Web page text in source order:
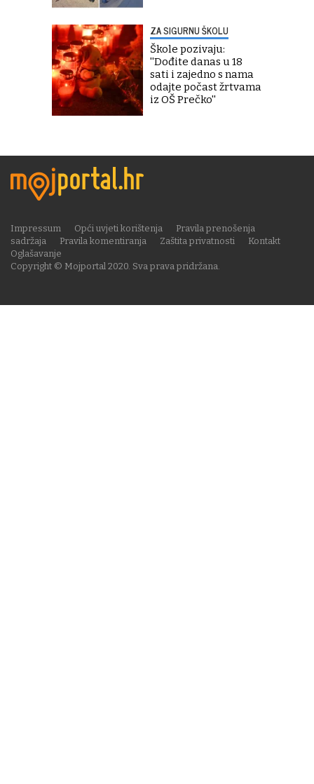
ZA SIGURNU ŠKOLU
Škole pozivaju:
''Dođite danas u 18
sati i zajedno s nama
odajte počast žrtvama
iz OŠ Prečko''
Copyright © Mojportal 2020. Sva prava pridržana.
Impressum Opći uvjeti korištenja
Pravila prenošenja
sadržaja
Pravila komentiranja Zaštita privatnosti
Kontakt
Oglašavanje